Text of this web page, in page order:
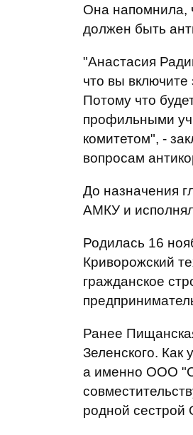
Она напомнила,
должен быть
"Анастасия
что вы включите
Потому что
профильными
комитетом", -
вопросам
До назначения
АМКУ и
Родилась 16
Криворожский
гражданское
Ранее
Зеленского. Как
а именно ООО
родной сестрой